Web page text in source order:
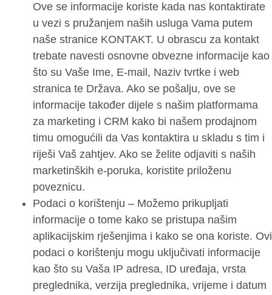
Ove se informacije koriste kada nas kontaktirate
u vezi s pružanjem naših usluga Vama putem
naše stranice KONTAKT. U obrascu za kontakt
trebate navesti osnovne obvezne informacije kao
što su Vaše Ime, E-mail, Naziv tvrtke i web
stranica te Država. Ako se pošalju, ove se
informacije također dijele s našim platformama
za marketing i CRM kako bi našem prodajnom
timu omogućili da Vas kontaktira u skladu s tim i
riješi Vaš zahtjev. Ako se želite odjaviti s naših
marketinških e-poruka, koristite priloženu
poveznicu.
Podaci o korištenju – Možemo prikupljati
informacije o tome kako se pristupa našim
aplikacijskim rješenjima i kako se ona koriste. Ovi
podaci o korištenju mogu uključivati informacije
kao što su Vaša IP adresa, ID uređaja, vrsta
preglednika, verzija preglednika, vrijeme i datum